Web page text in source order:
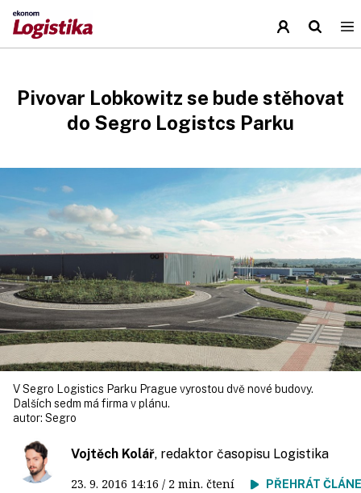
Pivovar Lobkowitz se bude stěhovat
do Segro Logistcs Parku
V Segro Logistics Parku Prague vyrostou dvě nové budovy.
Dalších sedm má firma v plánu.
autor: Segro
Vojtěch Kolář, redaktor časopisu Logistika
23. 9. 2016 14:16 / 2 min. čtení PŘEHRÁT